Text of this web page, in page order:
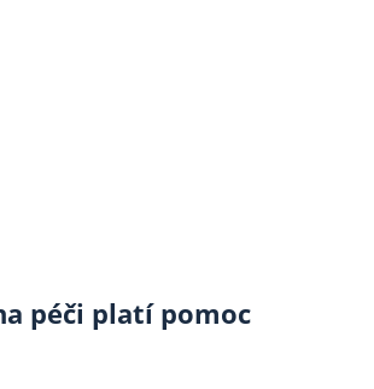
péči platí pomoc